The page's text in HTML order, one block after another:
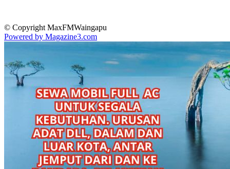
© Copyright MaxFMWaingapu
Powered by Magazine3.com